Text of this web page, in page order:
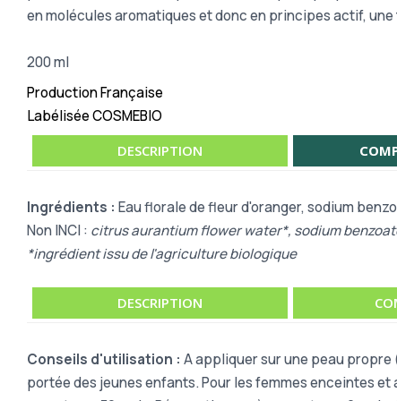
en molécules aromatiques et donc en principes actif,
200 ml
Production Française
Labélisée COSMEBIO
DESCRIPTION
Ingrédients : Eau florale de fleur d'oranger, sodium
Non INCI : citrus aurantium flower water*, sodium
*ingrédient issu de l'agriculture biologique
DESCRIPTION
Conseils d'utilisation : A appliquer sur une peau
portée des jeunes enfants. Pour les femmes enceintes